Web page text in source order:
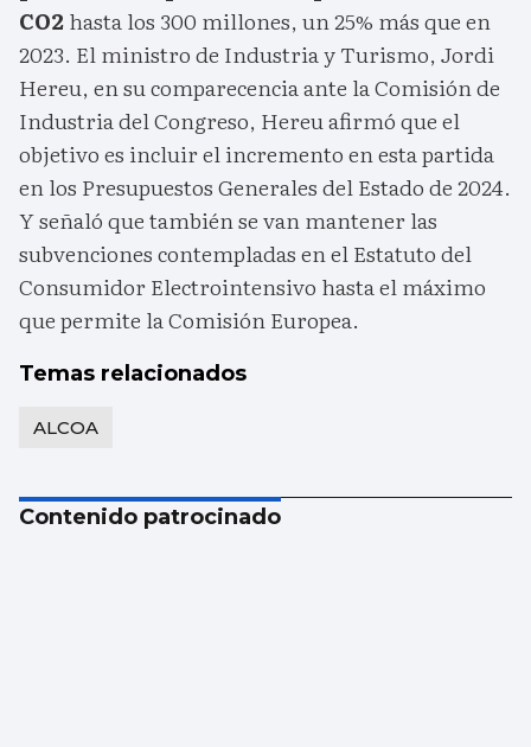
CO2hasta los 300 millones, un 25% más que en
2023. El ministro de Industria y Turismo, Jordi
Hereu, en su comparecencia ante la Comisión de
Industria del Congreso, Hereu afirmó que el
objetivo es incluir el incremento en esta partida
en los Presupuestos Generales del Estado de 2024.
Y señaló que también se van mantener las
subvenciones contempladas en el Estatuto del
Consumidor Electrointensivo hasta el máximo
que permite la Comisión Europea.
Temas relacionados
ALCOA
Contenido patrocinado